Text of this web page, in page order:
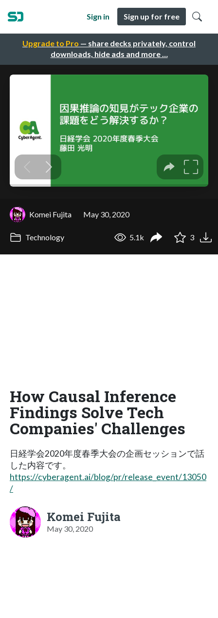
Upgrade to Pro — share decks privately, control
downloads, hide ads and more …
Sign in Sign up for free
Komei Fujita May 30, 2020
Technology 5.1k 3
How Causal Inference
Findings Solve Tech
Companies' Challenges
日経学会2020年度春季大会の企画セッションで話
した内容です。
https://cyberagent.ai/blog/pr/release_event/13050
/
Komei Fujita
May 30, 2020